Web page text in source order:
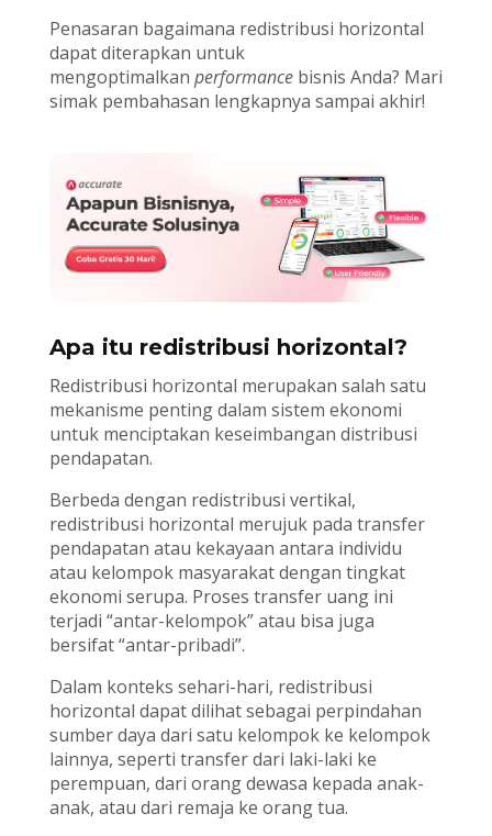
Penasaran bagaimana redistribusi horizontal
dapat diterapkan untuk
mengoptimalkan performancebisnis Anda? Mari
simak pembahasan lengkapnya sampai akhir!
Apa itu redistribusi horizontal?
Redistribusi horizontal merupakan salah satu
mekanisme penting dalam sistem ekonomi
untuk menciptakan keseimbangan distribusi
pendapatan.
Berbeda dengan redistribusi vertikal,
redistribusi horizontal merujuk pada transfer
pendapatan atau kekayaan antara individu
atau kelompok masyarakat dengan tingkat
ekonomi serupa. Proses transfer uang ini
terjadi “antar-kelompok” atau bisa juga
bersifat “antar-pribadi”.
Dalam konteks sehari-hari, redistribusi
horizontal dapat dilihat sebagai perpindahan
sumber daya dari satu kelompok ke kelompok
lainnya, seperti transfer dari laki-laki ke
perempuan, dari orang dewasa kepada anak-
anak, atau dari remaja ke orang tua.